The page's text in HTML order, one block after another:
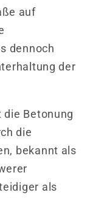
auf
dennoch
der
Betonung
die
bekannt als
als